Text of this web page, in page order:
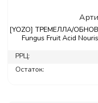
[YOZO] ТРЕМЕЛЛА/
Fungus Fruit Acid
РРЦ:
Остаток: